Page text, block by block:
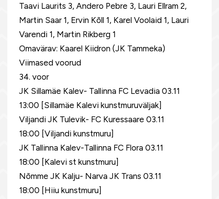
Taavi Laurits 3, Andero Pebre 3, Lauri Ellram 2,
Martin Saar 1, Ervin Kõll 1, Karel Voolaid 1, Lauri
Varendi 1, Martin Rikberg 1
Omavärav: Kaarel Kiidron (JK Tammeka)
Viimased voorud
34. voor
JK Sillamäe Kalev- Tallinna FC Levadia 03.11
13:00 [Sillamäe Kalevi kunstmuruväljak]
Viljandi JK Tulevik- FC Kuressaare 03.11
18:00 [Viljandi kunstmuru]
JK Tallinna Kalev-Tallinna FC Flora 03.11
18:00 [Kalevi st kunstmuru]
Nõmme JK Kalju- Narva JK Trans 03.11
18:00 [Hiiu kunstmuru]